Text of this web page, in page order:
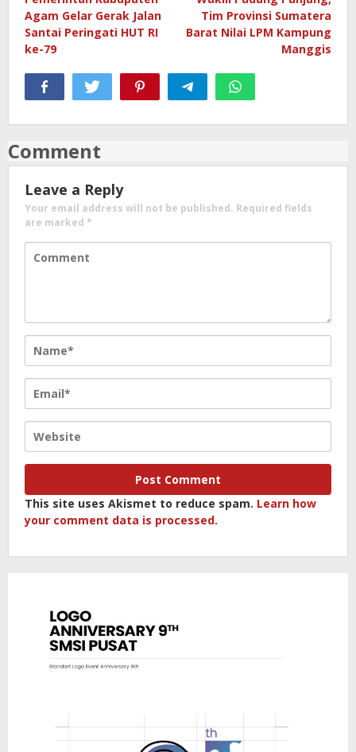
navigation
Agam Gelar Gerak Jalan
Santai Peringati HUT RI
ke-79
Tim Provinsi Sumatera
Barat Nilai LPM Kampung
Manggis
Comment
Leave a Reply
Your email address will not be published. Required fields
are marked *
This site uses Akismet to reduce spam. Learn how
your comment data is processed.